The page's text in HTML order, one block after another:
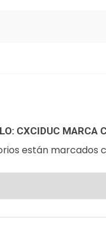
CXCIDUC MARCA
están marcados